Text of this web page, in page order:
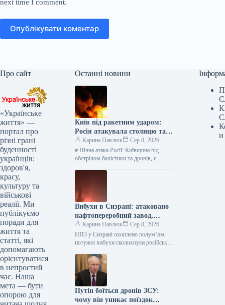
next time I comment.
Опублікувати коментар
Про сайт
«Українське
життя» —
портал про
різні грані
буденності
українців:
здоров'я,
красу,
культуру та
військові
реалії. Ми
публікуємо
поради для
життя та
статті, які
допомагають
орієнтуватися
в непростий
час. Наша
мета — бути
опорою для
Останні новини
Київ під ракетним ударом:
Росія атакувала столицю та
область, є жертви —
найсвіжіші подробиці
Карина Павлюк
Сер 8, 2026
# Нічна атака Росії: Київщина під
обстрілом балістики та дронів, є
Вибухи в Сизрані: атаковано
нафтопереробний завод,
розпочалася пожежа
Карина Павлюк
Сер 8, 2026
НПЗ у Сизрані охоплено полум’ям:
потужні вибухи сколихнули російське
на території Самарської області,
зафіксовано…
Путін боїться дронів ЗСУ:
чому він уникає поїздок
и